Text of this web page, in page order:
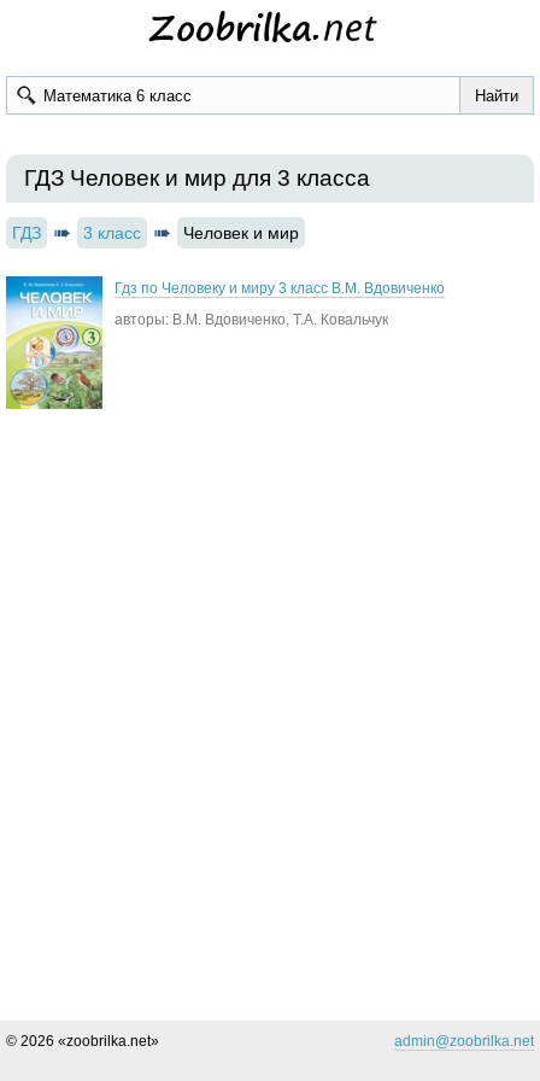
ГДЗ Человек и мир для 3 класса
ГДЗ 3 класс Человек и мир
Гдз по Человеку и миру 3 класс В.М. Вдовиченко
авторы: В.М. Вдовиченко, Т.А. Ковальчук
© 2026 «zoobrilka.net» admin@zoobrilka.net